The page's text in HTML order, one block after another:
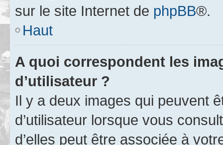
sur le site Internet de phpBB®.
Haut
A quoi correspondent les
d’utilisateur ?
Il y a deux images qui peuvent
d’utilisateur lorsque vous
d’elles peut être associée à